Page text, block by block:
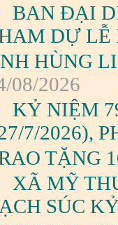
BAN ĐẠI
DỰ LỄ
HÙNG
08/2026
KỶ NIỆM
7/2026),
TẶNG
XÃ MỸ
SÚC